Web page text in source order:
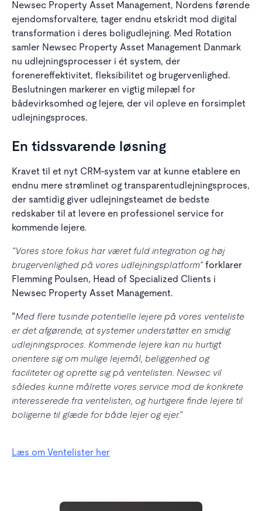
Newsec Property Asset Management, Nordens førende
ejendomsforvaltere, tager endnu etskridt mod digital
transformation i deres boligudlejning. Med Rotation
samler Newsec Property Asset Management Danmark
nu udlejningsprocesser i ét system, der
forenereffektivitet, fleksibilitet og brugervenlighed.
Beslutningen markerer en vigtig milepæl for
bådevirksomhed og lejere, der vil opleve en forsimplet
udlejningsproces.
En tidssvarende løsning
Kravet til et nyt CRM-system var at kunne etablere en
endnu mere strømlinet og transparentudlejningsproces,
der samtidig giver udlejningsteamet de bedste
redskaber til at levere en professionel service for
kommende lejere.
”Vores store fokus har været fuld integration og høj
brugervenlighed på vores udlejningsplatform”forklarer
Flemming Poulsen, Head of Specialized Clients i
Newsec Property Asset Management.
”Med flere tusinde potentielle lejere på vores venteliste
er det afgørende, at systemer understøtter en smidig
udlejningsproces. Kommende lejere kan nu hurtigt
orientere sig om mulige lejemål, beliggenhed og
faciliteter og oprette sig på ventelisten. Newsec vil
således kunne målrette vores service mod de konkrete
interesserede fra ventelisten, og hurtigere finde lejere til
boligerne til glæde for både lejer og ejer.”
Læs om Ventelister her